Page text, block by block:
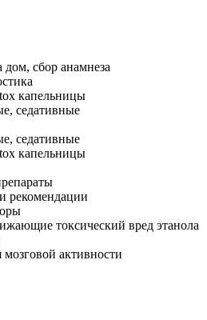
дом, сбор анамнеза
капельницы
седативные
седативные
капельницы
рекомендации
токсический вред этанола
активности